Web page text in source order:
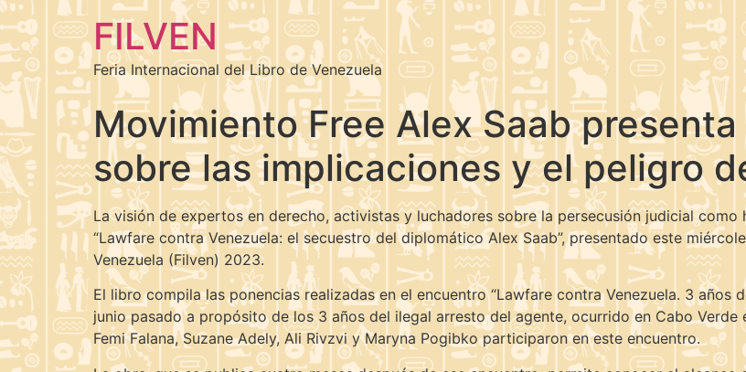
FILVEN
Feria Internacional del Libro de Venezuela
Movimiento Free Alex Saab
sobre las implicaciones y el peligro
La visión de expertos en derecho, activistas y luchadores sobre la persecusión judicial
“Lawfare contra Venezuela: el secuestro del diplomático Alex Saab”, presentado este
Venezuela (Filven) 2023.
El libro compila las ponencias realizadas en el encuentro “Lawfare contra Venezuela. 3 años
junio pasado a propósito de los 3 años del ilegal arresto del agente, ocurrido en Cabo
Femi Falana, Suzane Adely, Ali Rivzvi y Maryna Pogibko participaron en este encuentro.